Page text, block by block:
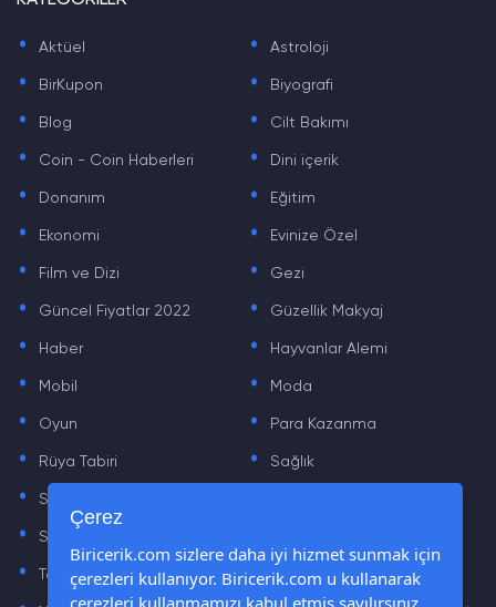
. Aktüel . Astroloji
. BirKupon . Biyografi
. Blog . Cilt Bakımı
. Coin - Coin Haberleri . Dini içerik
. Donanım . Eğitim
. Ekonomi . Evinize Özel
. Film ve Dizi . Gezi
. Güncel Fiyatlar 2022 . Güzellik Makyaj
. Haber . Hayvanlar Alemi
. Mobil . Moda
. Oyun . Para Kazanma
. Rüya Tabiri . Sağlık
. Sinema .
. Sözler
. Teknoloji Haberleri . Yaşam
Çerez
Biricerik.com sizlere daha iyi hizmet sunmak için
çerezleri kullanıyor. Biricerik.com u kullanarak
çerezleri kullanmamızı kabul etmiş sayılırsınız.